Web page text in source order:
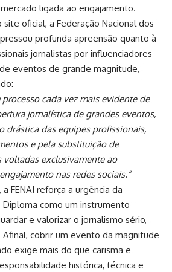
ligada ao engajamento.
oficial, a Federação Nacional dos
profunda apreensão quanto à
jornalistas por influenciadores
eventos de grande magnitude,
cada vez mais evidente de
jornalística de grandes eventos,
drástica das equipes profissionais,
e pela substituição de
voltadas exclusivamente ao
nas redes sociais. ”
FENAJ reforça a urgência da
Diploma como um instrumento
e valorizar o jornalismo sério,
cobrir um evento da magnitude
exige mais do que carisma e
histórica, técnica e